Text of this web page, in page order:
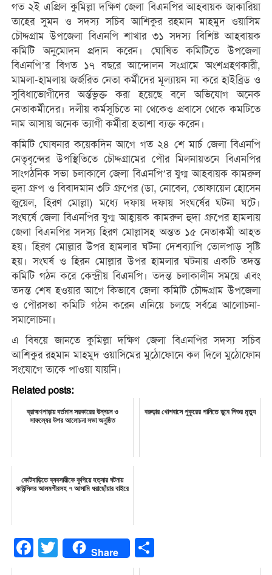
গত ২ই এপ্রিল কুমিল্লা দক্ষিণ জেলা বিএনপির আহবায়ক জাকারিয়া
তাহের সুমন ও সদস্য সচিব আশিকুর রহমান মাহমুদ ওয়াসিম
চৌদ্দগ্রাম উপজেলা বিএনপি শাখার ৩১ সদস্য বিশিষ্ট আহবায়ক
কমিটি অনুমোদন প্রদান করেন। ঘোষিত কমিটিতে উপজেলা
বিএনপি’র বিগত ১৭ বছরে আন্দোলন সংগ্রামে অংশগ্রহণকারী,
মামলা-হামলায় জর্জরিত নেতা কর্মীদের মূল্যায়ন না করে হাইব্রিড ও
সুবিধাভোগীদের অর্ন্তভুক্ত করা হয়েছে বলে অভিযোগ অনেক
নেতাকর্মীদের। দলীয় কর্মসূচিতে না থেকেও প্রবাসে থেকে কমটিতে
নাম আসায় অনেক ত্যাগী কর্মীরা হতাশা ব্যক্ত করেন।
কমিটি ঘোষনার কয়েকদিন আগে গত ২৪ শে মার্চ জেলা বিএনপি
নেতৃবৃন্দের উপস্থিতিতে চৌদ্দগ্রামের পৌর মিলনায়তনে বিএনপির
সাংগঠনিক সভা চলাকালে জেলা বিএনপি’র যুগ্ম আহবায়ক কামরুল
হুদা গ্রুপ ও বিবাদমান ৩টি গ্রুপের (ডা, নোবেল, তোফায়েল হোসেন
জুয়েল, হিরণ মোল্লা) মধ্যে দফায় দফায় সংঘর্ষের ঘটনা ঘটে।
সংঘর্ষে জেলা বিএনপির যুগ্ম আহ্বায়ক কামরুল হুদা গ্রুপের হামলায়
জেলা বিএনপির সদস্য হিরণ মোল্লাসহ অন্তত ১৫ নেতাকর্মী আহত
হয়। হিরণ মোল্লার উপর হামলার ঘটনা দেশব্যাপি তোলপাড় সৃষ্টি
হয়। সংঘর্ষ ও হিরন মোল্লার উপর হামলার ঘটনায় একটি তদন্ত
কমিটি গঠন করে কেন্দ্রীয় বিএনপি। তদন্ত চলাকালীন সময়ে এবং
তদন্ত শেষ হওয়ার আগে কিভাবে জেলা কমিটি চৌদ্দগ্রাম উপজেলা
ও পৌরসভা কমিটি গঠন করেন এনিয়ে চলছে সর্বত্রে আলোচনা-
সমালোচনা।
এ বিষয়ে জানতে কুমিল্লা দক্ষিণ জেলা বিএনপির সদস্য সচিব
আশিকুর রহমান মাহমুদ ওয়াসিমের মুঠোফোনে কল দিলে মুঠোফোন
সংযোগে তাকে পাওয়া যায়নি।
Related posts:
ব্রাহ্মণপাড়ায় বর্তমান সরকারের উন্নয়ন ও
সাফল্যের উপর আলোচনা সভা অনুষ্ঠিত
বরুড়ার খোশবাসে পুকুরের পানিতে ডুবে শিশুর মৃত্যু
কোটবাড়িতে ব্যবসায়ীকে কুপিয়ে হত্যার ঘটনায়
কাউন্সিলর আলমগীরসহ ৭ আসামি ধরাছোঁয়ার বাইরে
Facebook
Twitter Share